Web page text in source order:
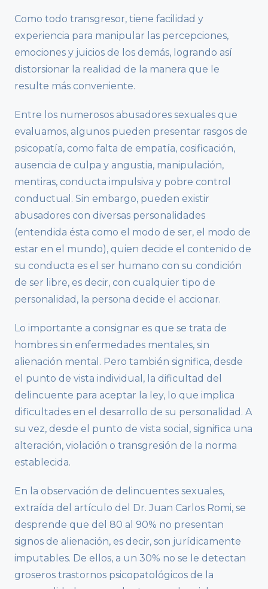
Como todo transgresor, tiene facilidad y
experiencia para manipular las percepciones,
emociones y juicios de los demás, logrando así
distorsionar la realidad de la manera que le
resulte más conveniente.
Entre los numerosos abusadores sexuales que
evaluamos, algunos pueden presentar rasgos de
psicopatía, como falta de empatía, cosificación,
ausencia de culpa y angustia, manipulación,
mentiras, conducta impulsiva y pobre control
conductual. Sin embargo, pueden existir
abusadores con diversas personalidades
(entendida ésta como el modo de ser, el modo de
estar en el mundo), quien decide el contenido de
su conducta es el ser humano con su condición
de ser libre, es decir, con cualquier tipo de
personalidad, la persona decide el accionar.
Lo importante a consignar es que se trata de
hombres sin enfermedades mentales, sin
alienación mental. Pero también significa, desde
el punto de vista individual, la dificultad del
delincuente para aceptar la ley, lo que implica
dificultades en el desarrollo de su personalidad. A
su vez, desde el punto de vista social, significa una
alteración, violación o transgresión de la norma
establecida.
En la observación de delincuentes sexuales,
extraída del artículo del Dr. Juan Carlos Romi, se
desprende que del 80 al 90% no presentan
signos de alienación, es decir, son jurídicamente
imputables. De ellos, a un 30% no se le detectan
groseros trastornos psicopatológicos de la